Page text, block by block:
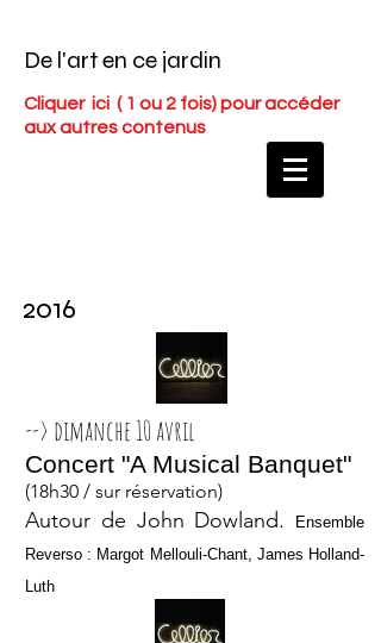
De l'art en ce jardin
Cliquer ici ( 1 ou 2 fois) pour accéder
aux autres contenus
2016
--> dimanche 10 avril
Concert "A Musical Banquet"
(18h30 / sur réservation)
Autour de John Dowland.
Ensemble
Reverso : Margot Mellouli-Chant, James Holland-
Luth